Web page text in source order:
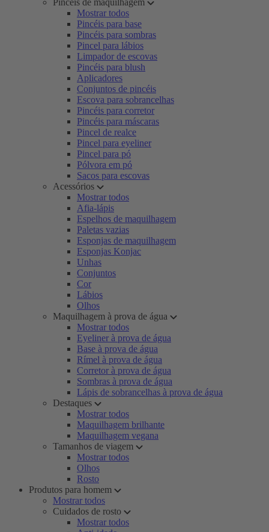
Pincéis de maquilhagem
Mostrar todos
Pincéis para base
Pincéis para sombras
Pincel para lábios
Limpador de escovas
Pincéis para blush
Aplicadores
Conjuntos de pincéis
Escova para sobrancelhas
Pincéis para corretor
Pincéis para máscaras
Pincel de realce
Pincel para eyeliner
Pincel para pó
Pólvora em pó
Sacos para escovas
Acessórios
Mostrar todos
Afia-lápis
Espelhos de maquilhagem
Paletas vazias
Esponjas de maquilhagem
Esponjas Konjac
Unhas
Conjuntos
Cor
Lábios
Olhos
Maquilhagem à prova de água
Mostrar todos
Eyeliner à prova de água
Base à prova de água
Rímel à prova de água
Corretor à prova de água
Sombras à prova de água
Lápis de sobrancelhas à prova de água
Destaques
Mostrar todos
Maquilhagem brilhante
Maquilhagem vegana
Tamanhos de viagem
Mostrar todos
Olhos
Rosto
Produtos para homem
Mostrar todos
Cuidados de rosto
Mostrar todos